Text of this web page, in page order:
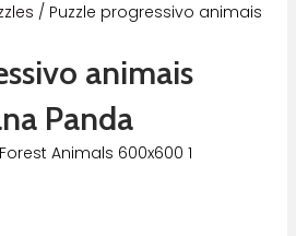
/ Puzzle progressivo animais
animais
Panda